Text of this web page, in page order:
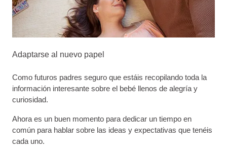
Adaptarse al nuevo papel
Como futuros padres seguro que estáis recopilando toda la
información interesante sobre el bebé llenos de alegría y
curiosidad.
Ahora es un buen momento para dedicar un tiempo en
común para hablar sobre las ideas y expectativas que tenéis
cada uno.